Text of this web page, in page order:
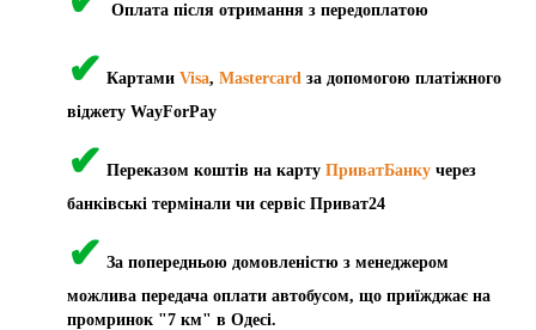
Оплата після отримання з передоплатою
✔ Картами Visa, Mastercard за допомогою платіжного
віджету WayForPay
✔ Переказом коштів на карту ПриватБанку через
банківські термінали чи сервіс Приват24
✔ За попередньою домовленістю з менеджером
можлива передача оплати автобусом, що приїжджає на
промринок "7 км" в Одесі.